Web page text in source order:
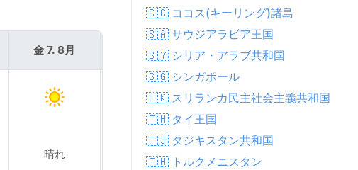
金 7. 8月
晴れ
土 8. 8月
晴れ
🇨🇨 ココス(キーリング)諸島
🇸🇦 サウジアラビア王国
🇸🇾 シリア・アラブ共和国
🇸🇬 シンガポール
🇱🇰 スリランカ民主社会主義共和国
🇹🇭 タイ王国
🇹🇯 タジキスタン共和国
🇹🇲 トルクメニスタン